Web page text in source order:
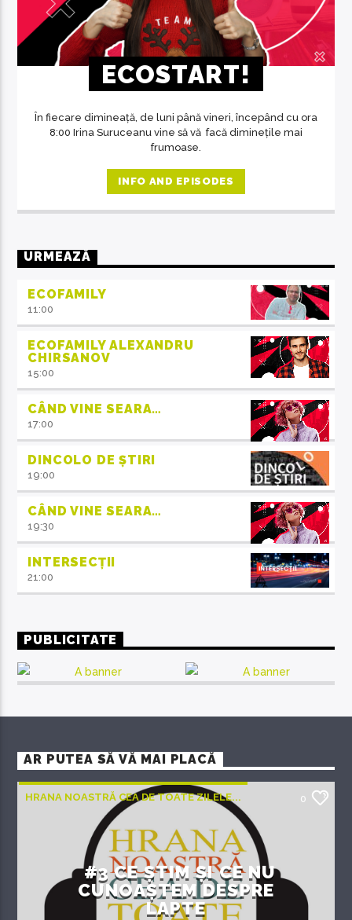
ECOSTART!
În fiecare dimineață, de luni până vineri, începând cu ora
8:00 Irina Suruceanu vine să vă facă diminețile mai
frumoase.
INFO AND EPISODES
URMEAZĂ
ECOFAMILY
11:00
ECOFAMILY ALEXANDRU
CHIRSANOV
15:00
CÂND VINE SEARA…
17:00
DINCOLO DE ȘTIRI
19:00
CÂND VINE SEARA…
19:30
INTERSECȚII
21:00
PUBLICITATE
AR PUTEA SĂ VĂ MAI PLACĂ
HRANA NOASTRĂ CEA DE TOATE ZILELE... 0
#3 CE ȘTIM ȘI CE NU
CUNOAȘTEM DESPRE
LAPTE